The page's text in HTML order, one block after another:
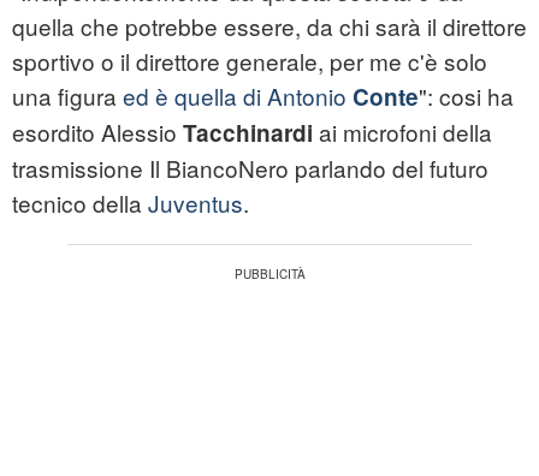
quella che potrebbe essere, da chi sarà il direttore
sportivo o il direttore generale, per me c'è solo
una figura ed è quella di Antonio Conte": cosi ha
esordito Alessio Tacchinardi ai microfoni della
trasmissione Il BiancoNero parlando del futuro
tecnico della Juventus.